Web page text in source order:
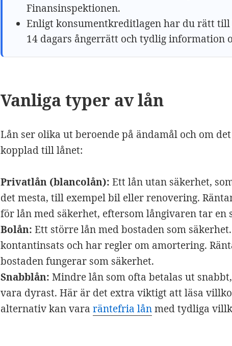
Finansinspektionen.
Enligt konsumentkreditlagen har du rätt
14 dagars ångerrätt och tydlig information
Vanliga typer av lån
Lån ser olika ut beroende på ändamål och om
kopplad till lånet:
Privatlån (blancolån): Ett lån utan säkerhet,
det mesta, till exempel bil eller renovering.
för lån med säkerhet, eftersom långivaren tar en
Bolån: Ett större lån med bostaden som
kontantinsats och har regler om amortering.
bostaden fungerar som säkerhet.
Snabblån: Mindre lån som ofta betalas ut
vara dyrast. Här är det extra viktigt att läsa
alternativ kan vararäntefria lånmed tydliga